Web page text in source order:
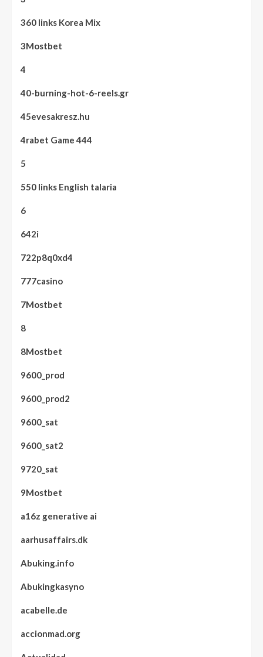
360 links Korea Mix
3Mostbet
4
40-burning-hot-6-reels.gr
45evesakresz.hu
4rabet Game 444
5
550 links English talaria
6
642i
722p8q0xd4
777casino
7Mostbet
8
8Mostbet
9600_prod
9600_prod2
9600_sat
9600_sat2
9720_sat
9Mostbet
a16z generative ai
aarhusaffairs.dk
Abuking.info
Abukingkasyno
acabelle.de
accionmad.org